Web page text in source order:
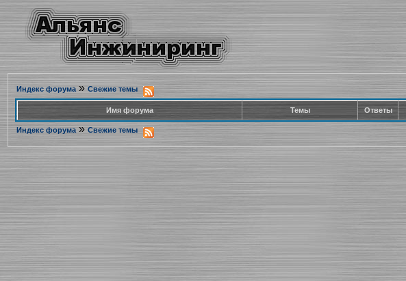
Индекс форума» Свежие темы
Имя форума Темы Ответы
Индекс форума » Свежие темы